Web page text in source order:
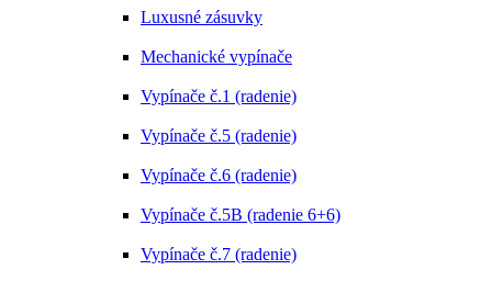
Luxusné zásuvky
Mechanické vypínače
Vypínače č.1 (radenie)
Vypínače č.5 (radenie)
Vypínače č.6 (radenie)
Vypínače č.5B (radenie 6+6)
Vypínače č.7 (radenie)